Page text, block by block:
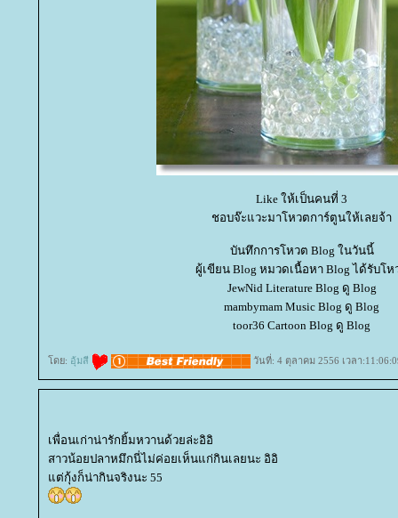
Like ให้เป็นคนที่ 3
ชอบจ๊ะแวะมาโหวตการ์ตูนให้เลยจ้า
บันทึกการโหวต Blog ในวันนี้
ผู้เขียน Blog หมวดเนื้อหา Blog ได้รับโห
JewNid Literature Blog ดู Blog
mambymam Music Blog ดู Blog
toor36 Cartoon Blog ดู Blog
ดย: อุ้มสี วันที่: 4 ตุลาคม 2556 เวลา
เพื่อนเก่าน่ารักยิ้มหวานด้วยล่ะอิอิ
สาวน้อยปลาหมึกนี่ไม่ค่อยเห็นแก่กินเลยนะ อิอิ
ต่กุ้งก็น่ากินจริงนะ 55